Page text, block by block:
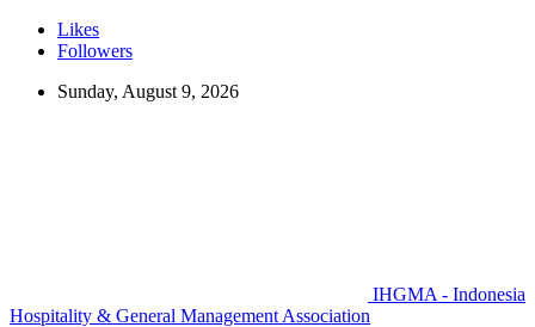
Likes
Followers
Sunday, August 9, 2026
IHGMA - Indonesia
Hospitality & General Management Association